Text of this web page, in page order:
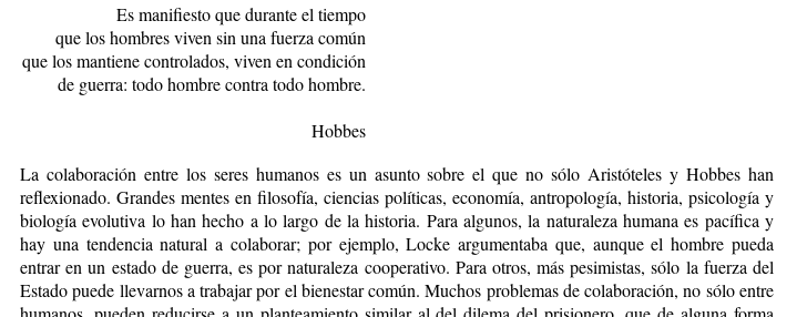
Es manifiesto que durante el tiempo
que los hombres viven sin una fuerza común
que los mantiene controlados, viven en condición
de guerra: todo hombre contra todo hombre.
Hobbes
La colaboración entre los seres humanos es un asunto sobre el que no sólo Aristóteles y Hobbes han
reflexionado. Grandes mentes en filosofía, ciencias políticas, economía, antropología, historia, psicología y
biología evolutiva lo han hecho a lo largo de la historia. Para algunos, la naturaleza humana es pacífica y
hay una tendencia natural a colaborar; por ejemplo, Locke argumentaba que, aunque el hombre pueda
entrar en un estado de guerra, es por naturaleza cooperativo. Para otros, más pesimistas, sólo la fuerza del
Estado puede llevarnos a trabajar por el bienestar común. Muchos problemas de colaboración, no sólo entre